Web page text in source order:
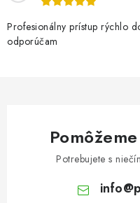
Profesionálny prístup rýchlo
odporúčam
Potrebujete s
info@